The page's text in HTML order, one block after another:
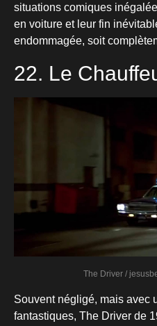
situations comiques
en voiture et leur fin
endommagée, soit
22. Le
The Driver /
Souvent négligé, mais avec
fantastiques, The Driver de